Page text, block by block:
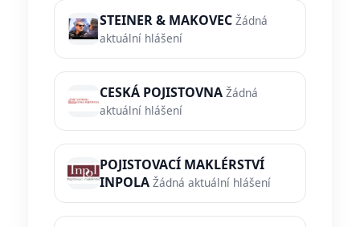
STEINER & MAKOVEC Žádná
aktuální hlášení
CESKÁ POJISTOVNA Žádná
aktuální hlášení
POJISTOVACÍ MAKLÉRSTVÍ
INPOLA Žádná aktuální hlášení